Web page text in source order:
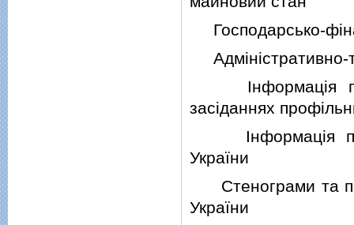
Господарсько-
Адмiнiстративно-
Iнформацiя про
засiданнях
Iнформацiя про
України
Стенограми та
України